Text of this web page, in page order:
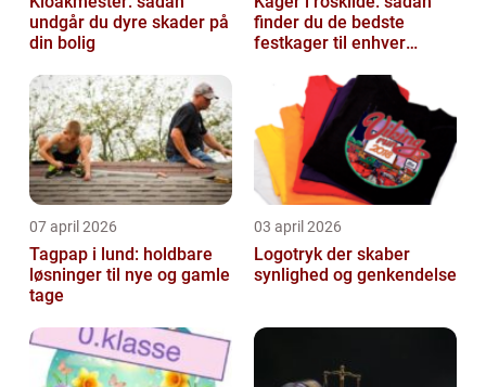
undgår du dyre skader på
din bolig
finder du de bedste
festkager til enhver
07 april 2026
Tagpap i lund: holdbare
løsninger til nye og gamle
tage
03 april 2026
Logotryk der skaber
synlighed og genkendelse